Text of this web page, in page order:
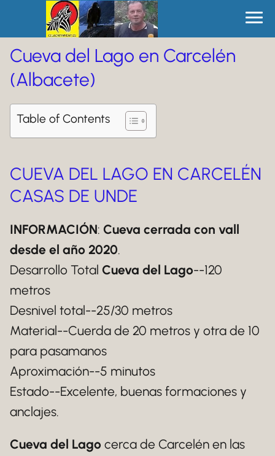
Cueva del Lago en Carcelén
(Albacete)
Table of Contents
CUEVA DEL LAGO EN CARCELÉN
CASAS DE UNDE
INFORMACIÓN: Cueva cerrada con vall
desde el año 2020.
Desarrollo Total Cueva del Lago--120
metros
Desnivel total--25/30 metros
Material--Cuerda de 20 metros y otra de 10
para pasamanos
Aproximación--5 minutos
Estado--Excelente, buenas formaciones y
anclajes.
Cueva del Lago cerca de Carcelén en las